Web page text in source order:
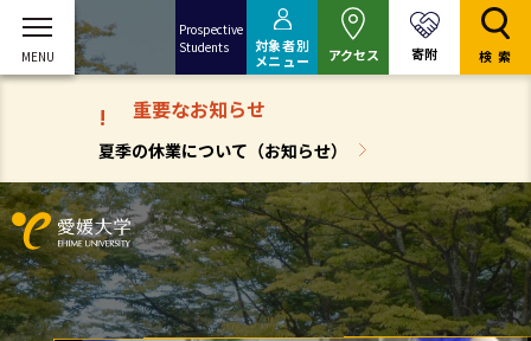
Prospective
Students
対象者別
メニュー
アクセス 寄附 検索
! 重要なお知らせ
夏季の休業について（お知らせ）